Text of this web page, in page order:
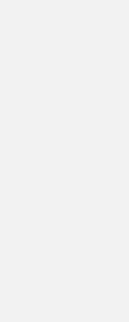
в сети и